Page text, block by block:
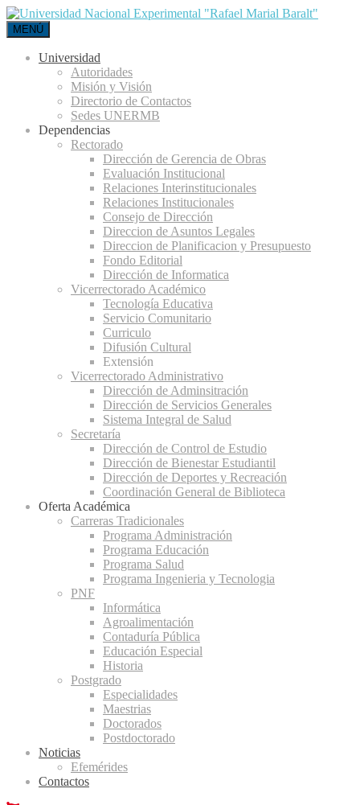
MENÚ
Universidad
Autoridades
Misión y Visión
Directorio de Contactos
Sedes UNERMB
Dependencias
Rectorado
Dirección de Gerencia de Obras
Evaluación Institucional
Relaciones Interinstitucionales
Relaciones Institucionales
Consejo de Dirección
Direccion de Asuntos Legales
Direccion de Planificacion y Presupuesto
Fondo Editorial
Dirección de Informatica
Vicerrectorado Académico
Tecnología Educativa
Servicio Comunitario
Curriculo
Difusión Cultural
Extensión
Vicerrectorado Administrativo
Dirección de Adminsitración
Dirección de Servicios Generales
Sistema Integral de Salud
Secretaría
Dirección de Control de Estudio
Dirección de Bienestar Estudiantil
Dirección de Deportes y Recreación
Coordinación General de Biblioteca
Oferta Académica
Carreras Tradicionales
Programa Administración
Programa Educación
Programa Salud
Programa Ingenieria y Tecnologia
PNF
Informática
Agroalimentación
Contaduría Pública
Educación Especial
Historia
Postgrado
Especialidades
Maestrias
Doctorados
Postdoctorado
Noticias
Efemérides
Contactos